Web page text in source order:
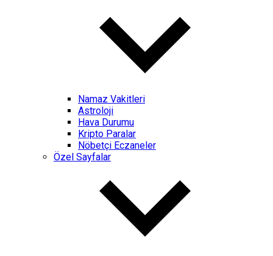
Namaz Vakitleri
Astroloji
Hava Durumu
Kripto Paralar
Nöbetçi Eczaneler
Özel Sayfalar